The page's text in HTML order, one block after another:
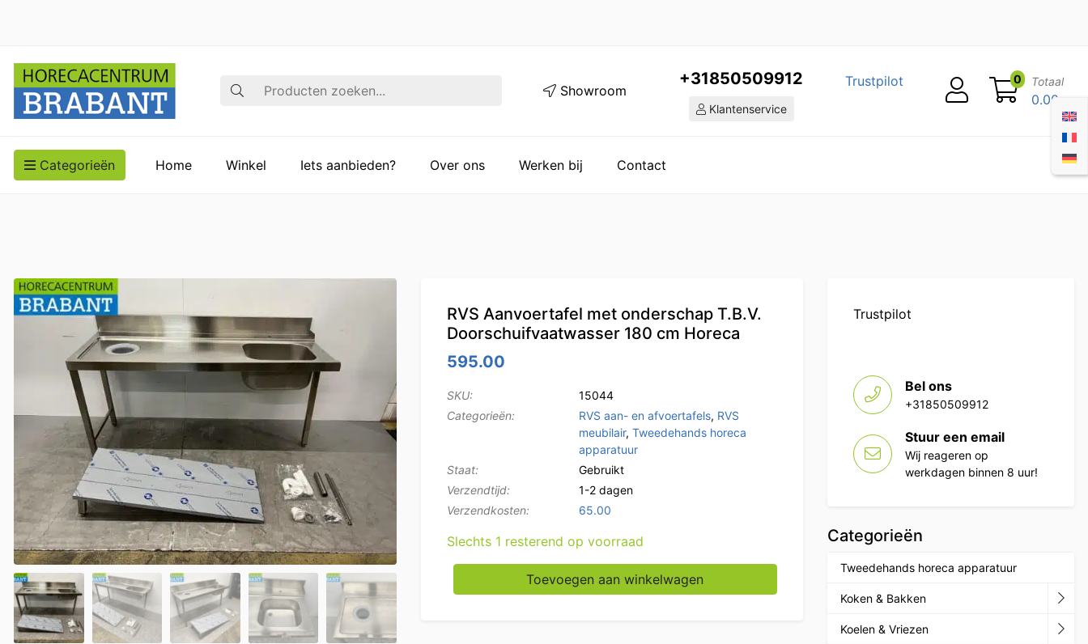
Zoek op Showroom
+31850509912
Klantenservice
Trustpilot 0 Totaal
0.00
Categorieën Home Winkel Iets aanbieden? Over ons Werken bij Contact
RVS Aanvoertafel met onderschap T.B.V.
Doorschuifvaatwasser 180 cm Horeca
595.00
SKU:
15044
Categorieën:
RVS aan- en afvoertafels, RVS
meubilair, Tweedehands horeca
apparatuur
Staat:
Gebruikt
Verzendtijd:
1-2 dagen
Verzendkosten:
65.00
Slechts 1 resterend op voorraad
RVS Aanvoertafel met onderschap T.B.V. Doorschuifvaatwasser 180 cm Horeca aantal
Toevoegen aan winkelwagen
Trustpilot
Bel ons
+31850509912
Stuur een email
Wij reageren op
werkdagen binnen 8 uur!
Categorieën
Tweedehands horeca apparatuur
Koken & Bakken
Koelen & Vriezen